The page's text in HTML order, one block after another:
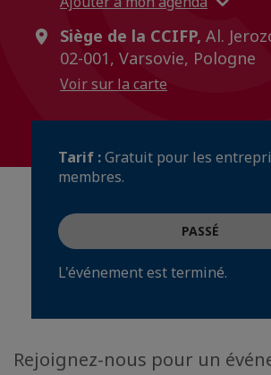
Siège de la CCIFP, Al.
02-001, Varsovie, Pologne
Voir sur la carte
Tarif :Gratuit pour les
membres.
PASSÉ
L'événement est terminé.
Rejoignez-nous pour un